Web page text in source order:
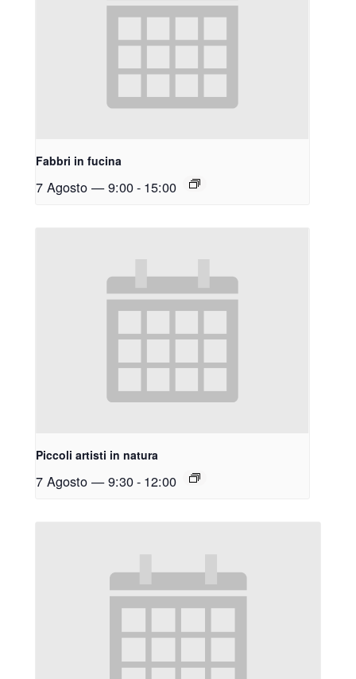
Fabbri in fucina
7 Agosto — 9:00- 15:00
Piccoli artisti in natura
7 Agosto — 9:30- 12:00